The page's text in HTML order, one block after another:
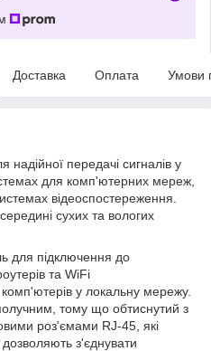
Доставка Оплата Умови
передачі сигналів у
для комп'ютерних мереж,
відеоспостереження.
сухих та вологих
для підключення до
та WiFi
у локальну мережу.
тому що обтиснутий з
роз'ємами RJ-45, які
з'єднувати